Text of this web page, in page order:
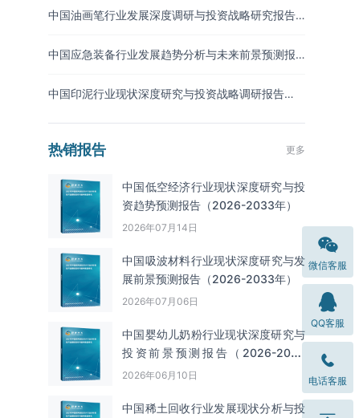
中国油画笔行业发展深度调研与投资战略研究报告
中国应急装备行业发展趋势分析与未来前景预测报
中国印泥行业现状深度研究与投资战略调研报告
热销报告 更多
中国低空经济行业现状深度研究与投
资趋势预测报告（2026-2033年）
2026年07月14日
中国吸波材料‌‌‌行业现状深度研究与发
展前景预测报告（2026-2033年）
2026年07月06日
中国婴幼儿奶粉行业现状深度研究与
投资前景预测报告（2026-2033
年）
2026年06月10日
中国‌‌稀土回收‌‌行业发展现状分析与投
微信客服
QQ客服
电话客服